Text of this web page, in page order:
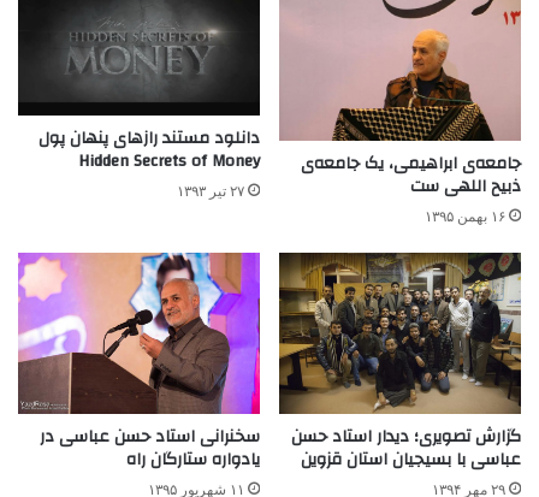
جامعه‌ی ابراهیمی، یک جامعه‌ی
ذبیح اللهی ست
۱۶ بهمن ۱۳۹۵
دانلود مستند رازهای پنهان پول
Hidden Secrets of Money
۲۷ تیر ۱۳۹۳
گزارش تصویری؛ دیدار استاد حسن
عباسی با بسیجیان استان قزوین
۲۹ مهر ۱۳۹۴
سخنرانی استاد حسن عباسی در
یادواره ستارگان راه
۱۱ شهریور ۱۳۹۵